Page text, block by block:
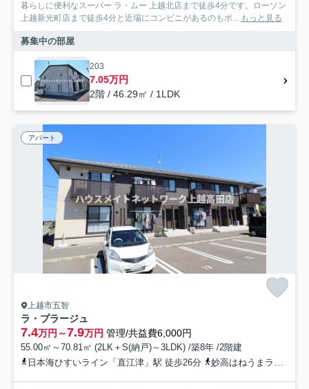
暮らしに便利なスーパー ラ・ムー 上越北店まで徒歩4分です。ローソン
上越新光町店まで徒歩4分と近場にコンビニがあるのもポ... もっと見る
募集中の部屋
203
7.05万円
2階 / 46.29㎡ / 1LDK
アパート
上越市五智
ラ・プラージュ
7.4万円～7.9万円 管理/共益費6,000円
55.00㎡～70.81㎡ (2LK＋S(納戸)～3LDK) /築8年 /2階建
日本海ひすいライン「直江津」駅 徒歩26分
妙高はねうまライン「直江津」駅 徒歩26分